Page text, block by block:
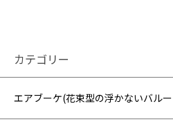
カテゴリー
エアブーケ(花束型の浮かないバル